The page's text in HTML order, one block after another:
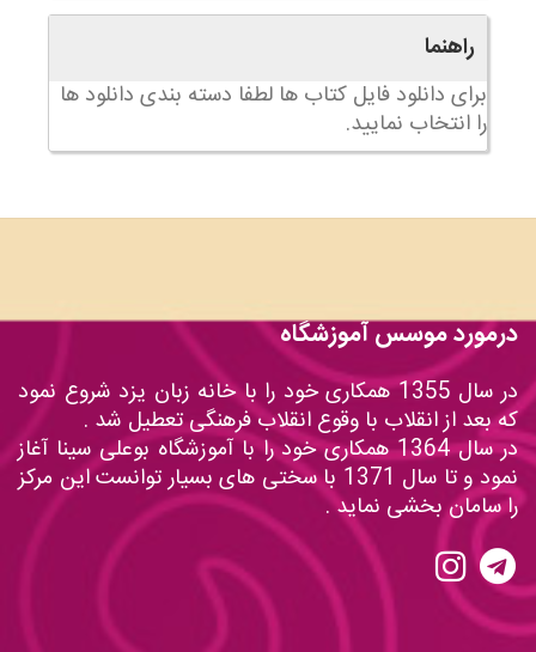
راهنما
برای دانلود فایل کتاب ها لطفا دسته بندی دانلود ها
را انتخاب نمایید.
درمورد موسس آموزشگاه
در سال 1355 همکاری خود را با خانه زبان یزد شروع نمود
که بعد از انقلاب با وقوع انقلاب فرهنگی تعطیل شد .
در سال 1364 همکاری خود را با آموزشگاه بوعلی سینا آغاز
نمود و تا سال 1371 با سختی های بسیار توانست این مرکز
را سامان بخشی نماید .